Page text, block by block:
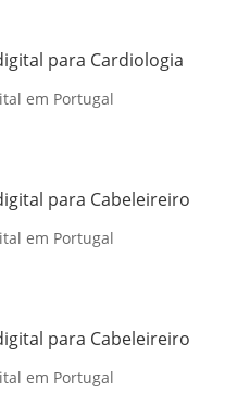
para Cardiologia
em Portugal
para Cabeleireiro
em Portugal
para Cabeleireiro
em Portugal